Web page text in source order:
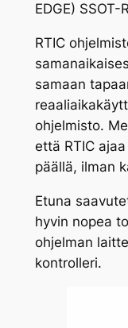
EDGE)
RTIC
samaan
ohjelmisto.
että RTIC
päällä, ilman
Etuna
hyvin nopea
ohjelman
kontrolleri.